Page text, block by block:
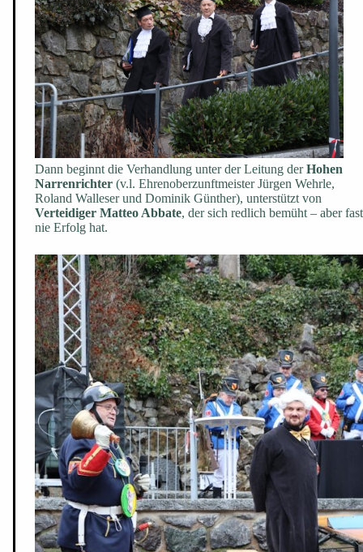
Dann beginnt die Verhandlung unter der Leitung derHohen
Narrenrichter (v.l. Ehrenoberzunftmeister Jürgen Wehrle,
Roland Walleser und Dominik Günther), unterstützt von
Verteidiger Matteo Abbate, der sich redlich bemüht – aber fast
nie Erfolg hat.